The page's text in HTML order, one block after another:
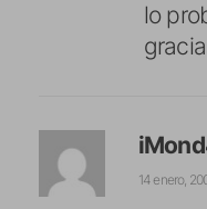
lo
14 enero,